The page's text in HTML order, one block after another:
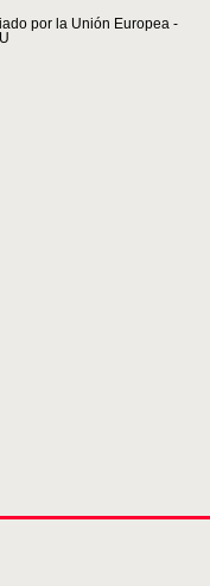
por la Unión Europea -